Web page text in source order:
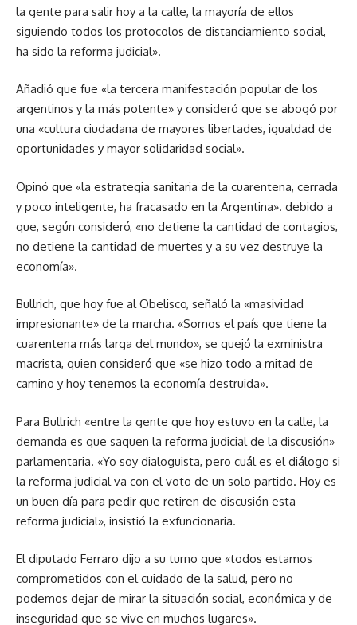
la gente para salir hoy a la calle, la mayoría de ellos
siguiendo todos los protocolos de distanciamiento social,
ha sido la reforma judicial».
Añadió que fue «la tercera manifestación popular de los
argentinos y la más potente» y consideró que se abogó por
una «cultura ciudadana de mayores libertades, igualdad de
oportunidades y mayor solidaridad social».
Opinó que «la estrategia sanitaria de la cuarentena, cerrada
y poco inteligente, ha fracasado en la Argentina». debido a
que, según consideró, «no detiene la cantidad de contagios,
no detiene la cantidad de muertes y a su vez destruye la
economía».
Bullrich, que hoy fue al Obelisco, señaló la «masividad
impresionante» de la marcha. «Somos el país que tiene la
cuarentena más larga del mundo», se quejó la exministra
macrista, quien consideró que «se hizo todo a mitad de
camino y hoy tenemos la economía destruida».
Para Bullrich «entre la gente que hoy estuvo en la calle, la
demanda es que saquen la reforma judicial de la discusión»
parlamentaria. «Yo soy dialoguista, pero cuál es el diálogo si
la reforma judicial va con el voto de un solo partido. Hoy es
un buen día para pedir que retiren de discusión esta
reforma judicial», insistió la exfuncionaria.
El diputado Ferraro dijo a su turno que «todos estamos
comprometidos con el cuidado de la salud, pero no
podemos dejar de mirar la situación social, económica y de
inseguridad que se vive en muchos lugares».